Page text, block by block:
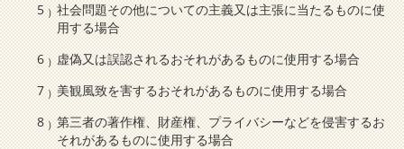
社会問題その他についての主義又は主張に当たるものに使
用する場合
虚偽又は誤認されるおそれがあるものに使用する場合
美観風致を害するおそれがあるものに使用する場合
第三者の著作権、財産権、プライバシーなどを侵害するお
それがあるものに使用する場合